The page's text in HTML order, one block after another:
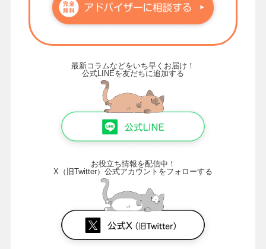
最新コラムなどをいち早くお届け！
公式LINEを友だちに追加する
お役立ち情報を配信中！
X（旧Twitter）公式アカウントをフォローする